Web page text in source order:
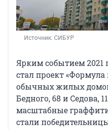
Источник: СИБУР
Ярким событием 2021
стал проект «Формула
обычных жилых
Бедного, 68 и Седова,
масштабные
стали